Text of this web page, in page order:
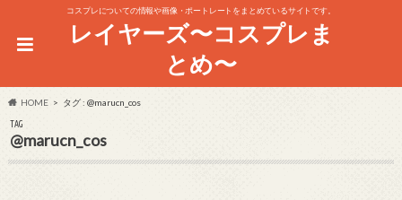
コスプレについての情報や画像・ポートレートをまとめているサイトです。
レイヤーズ〜コスプレま
とめ〜
HOME タグ : @marucn_cos
TAG
@marucn_cos